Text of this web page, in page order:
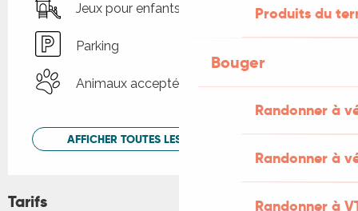
Produits du
Bouger
Randonner à
Randonner à
Randonner à
Jeux pour enfants / Espace jeux
Parking
Animaux acceptés
AFFICHER TOUTES LES PRESTATIONS
Tarifs